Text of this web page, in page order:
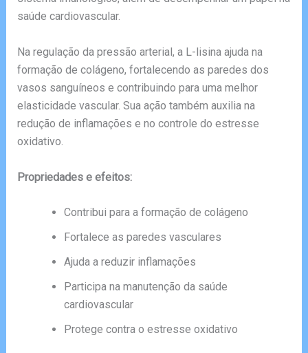
saúde cardiovascular.
Na regulação da pressão arterial, a L-lisina ajuda na
formação de colágeno, fortalecendo as paredes dos
vasos sanguíneos e contribuindo para uma melhor
elasticidade vascular. Sua ação também auxilia na
redução de inflamações e no controle do estresse
oxidativo.
Propriedades e efeitos:
Contribui para a formação de colágeno
Fortalece as paredes vasculares
Ajuda a reduzir inflamações
Participa na manutenção da saúde
cardiovascular
Protege contra o estresse oxidativo